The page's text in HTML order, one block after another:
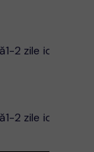
1-2 zile idem
1-2 zile idem